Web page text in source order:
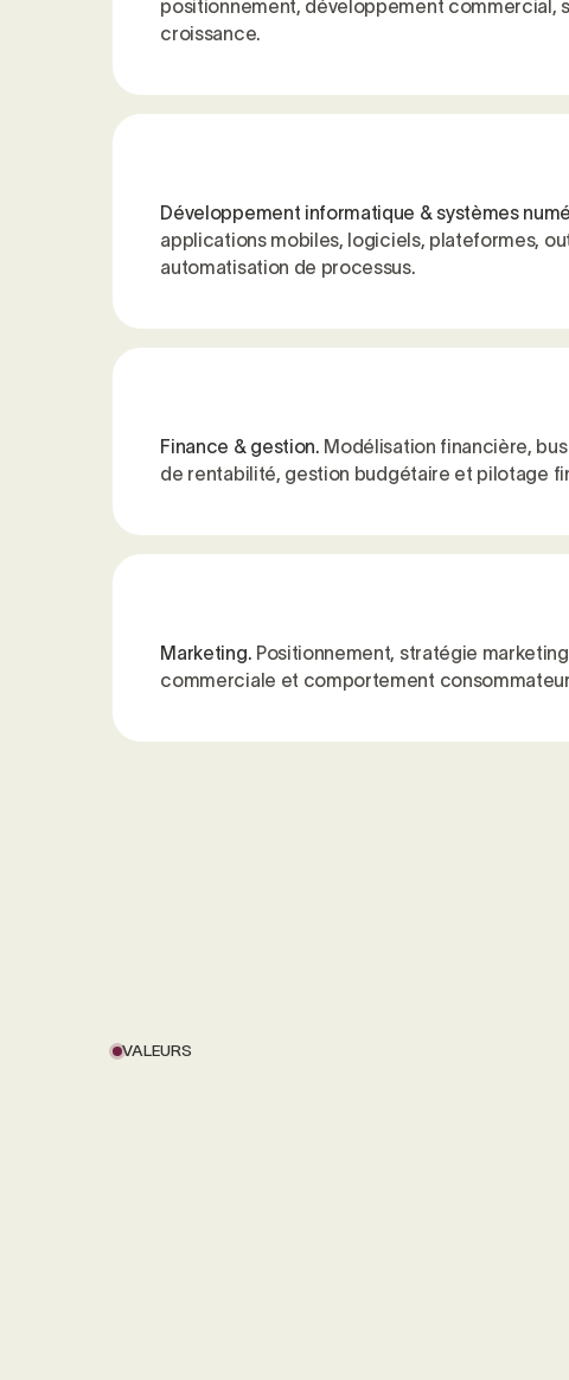
positionnement, développement commercial,
croissance.
Développement informatique & systèmes
applications mobiles, logiciels, plateformes,
automatisation de processus.
Finance & gestion. Modélisation financière,
de rentabilité, gestion budgétaire et pilotage
Marketing. Positionnement, stratégie
commerciale et comportement
VALEURS